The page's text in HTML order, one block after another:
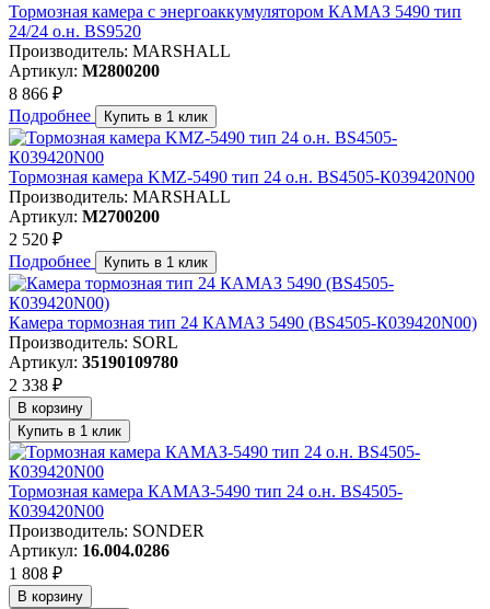
Тормозная камера с энергоаккумулятором КАМАЗ 5490 тип
24/24 о.н. BS9520
Производитель: MARSHALL
Артикул: M2800200
8 866 ₽
Подробнее
Купить в 1 клик
Тормозная камера KMZ-5490 тип 24 о.н. BS4505-К039420N00
Производитель: MARSHALL
Артикул: M2700200
2 520 ₽
Подробнее
Купить в 1 клик
Камера тормозная тип 24 КАМАЗ 5490 (BS4505-К039420N00)
Производитель: SORL
Артикул: 35190109780
2 338 ₽
В корзину
Купить в 1 клик
Тормозная камера КАМАЗ-5490 тип 24 о.н. BS4505-
К039420N00
Производитель: SONDER
Артикул: 16.004.0286
1 808 ₽
В корзину